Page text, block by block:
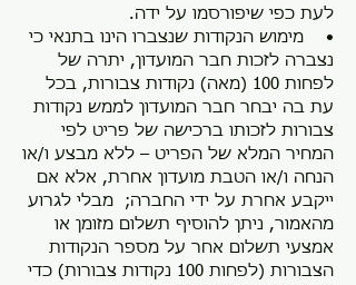
לעת כפי שיפורסמו על ידה.
• מימוש הנקודות שנצברו הינו בתנאי כי
נצברה לזכות חבר המועדון, יתרה של
לפחות 100 (מאה) נקודות צבורות, בכל
עת בה יבחר חבר המועדון לממש נקודות
צבורות לזכותו ברכישה של פריט לפי
המחיר המלא של הפריט – ללא מבצע ו/או
הנחה ו/או הטבת מועדון אחרת, אלא אם
ייקבע אחרת על ידי החברה; מבלי לגרוע
מהאמור, ניתן להוסיף תשלום מזומן או
אמצעי תשלום אחר על מספר הנקודות
הצבורות (לפחות 100 נקודות צבורות) כדי